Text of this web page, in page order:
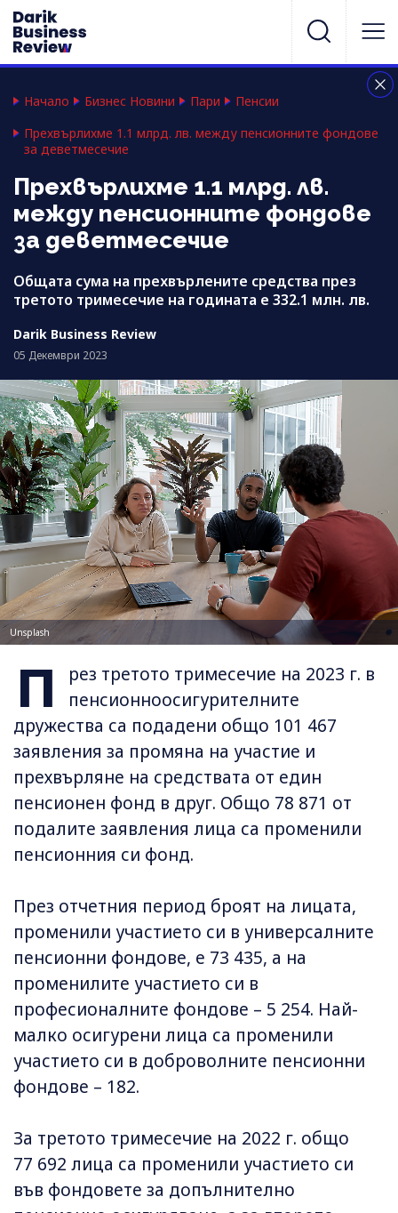
Начало Бизнес Новини Пари
Пенсии
Прехвърлихме 1.1 млрд. лв. между пенсионните фондове
за деветмесечие
Прехвърлихме 1.1 млрд. лв.
между пенсионните фондове
за деветмесечие
Общата сума на прехвърлените средства през
третото тримесечие на годината е 332.1 млн. лв.
Darik Business Review
05 Декември 2023
Unsplash
П
рез третото тримесечие на 2023 г. в
пенсионноосигурителните
дружества са подадени общо 101 467
заявления за промяна на участие и
прехвърляне на средствата от един
пенсионен фонд в друг. Общо 78 871 от
подалите заявления лица са променили
пенсионния си фонд.
През отчетния период броят на лицата,
променили участието си в универсалните
пенсионни фондове, е 73 435, а на
променилите участието си в
професионалните фондове – 5 254. Най-
малко осигурени лица са променили
участието си в доброволните пенсионни
фондове – 182.
За третото тримесечие на 2022 г. общо
77 692 лица са променили участието си
във фондовете за допълнително